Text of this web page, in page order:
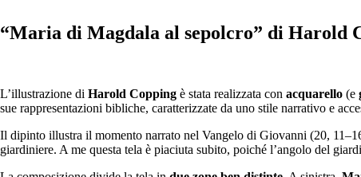
“Maria di Magdala al sepolcro” di Harold
L’illustrazione di Harold Copping è stata realizzata con acquarello (e
sue rappresentazioni bibliche, caratterizzate da uno stile narrativo e
Il dipinto illustra il momento narrato nel Vangelo di Giovanni (20,
giardiniere. A me questa tela è piaciuta subito, poiché l’angolo del